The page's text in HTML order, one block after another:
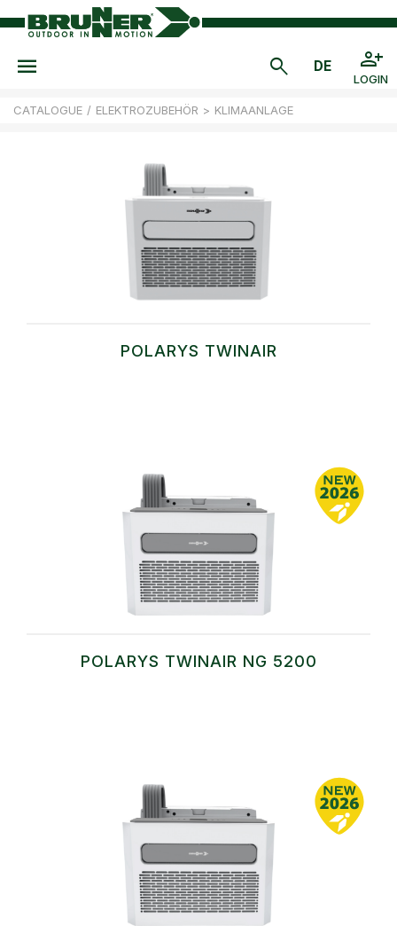
LOGIN
CATALOGUE / ELEKTROZUBEHÖR > KLIMAANLAGE
POLARYS TWINAIR
POLARYS TWINAIR NG 5200